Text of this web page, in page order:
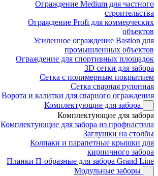
Ограждение Medium для частного
строительства
Ограждение Profi для коммерческих
объектов
Усиленное ограждение Bastion для
промышленных объектов
Ограждение для спортивных площадок
3D сетки для забора
Сетка с полимерным покрытием
Сетка сварная рулонная
Ворота и калитки для сварного ограждения
Комплектующие для забора
Комплектующие для забора
Комплектующие для забора из профнастила
Заглушки на столбы
Колпаки и парапетные крышки для
кирпичного забора
Планки П-образные для забора Grand Line
Модульные заборы